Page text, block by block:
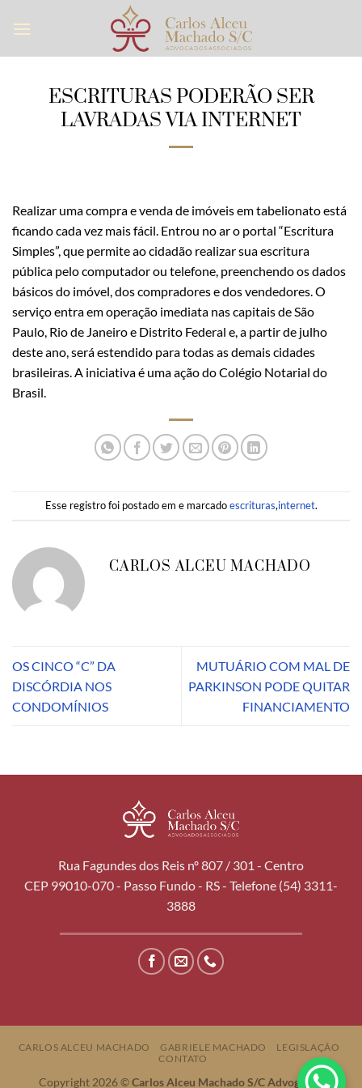
ESCRITURAS PODERÃO SER
LAVRADAS VIA INTERNET
Realizar uma compra e venda de imóveis em tabelionato está
ficando cada vez mais fácil. Entrou no ar o portal “Escritura
Simples”, que permite ao cidadão realizar sua escritura
pública pelo computador ou telefone, preenchendo os dados
básicos do imóvel, dos compradores e dos vendedores. O
serviço entra em operação imediata nas capitais de São
Paulo, Rio de Janeiro e Distrito Federal e, a partir de julho
deste ano, será estendido para todas as demais cidades
brasileiras. A iniciativa é uma ação do Colégio Notarial do
Brasil.
Esse registro foi postado em e marcadoescrituras,internet.
CARLOS ALCEU MACHADO
OS CINCO “C” DA
DISCÓRDIA NOS
CONDOMÍNIOS
MUTUÁRIO COM MAL DE
PARKINSON PODE QUITAR
FINANCIAMENTO
Rua Fagundes dos Reis nº 807 / 301 - Centro
CEP 99010-070 - Passo Fundo - RS - Telefone (54) 3311-
3888
CARLOS ALCEU MACHADO GABRIELE MACHADO
LEGISLAÇÃO
CONTATO
Copyright 2026 ©Carlos Alceu Machado S/C Advogados